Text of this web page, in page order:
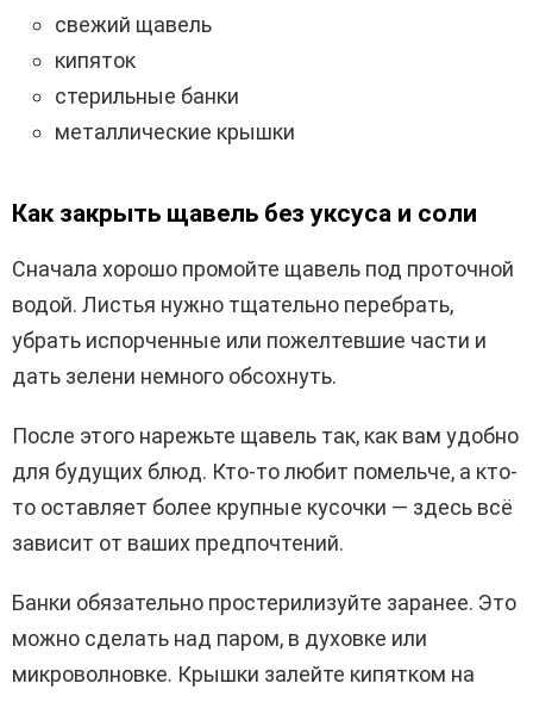
свежий щавель
кипяток
стерильные банки
металлические крышки
Как закрыть щавель без уксуса и соли
Сначала хорошо промойте щавель под проточной
водой. Листья нужно тщательно перебрать,
убрать испорченные или пожелтевшие части и
дать зелени немного обсохнуть.
После этого нарежьте щавель так, как вам удобно
для будущих блюд. Кто-то любит помельче, а кто-
то оставляет более крупные кусочки — здесь всё
зависит от ваших предпочтений.
Банки обязательно простерилизуйте заранее. Это
можно сделать над паром, в духовке или
микроволновке. Крышки залейте кипятком на